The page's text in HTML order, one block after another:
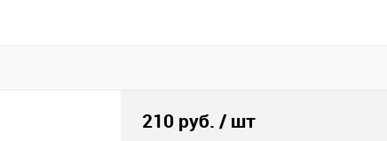
210 руб. / шт